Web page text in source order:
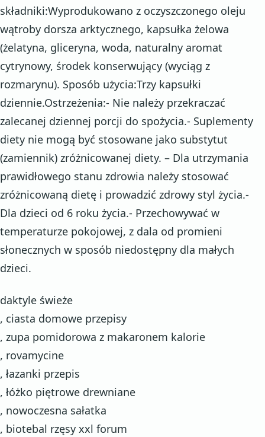
składniki:Wyprodukowano z oczyszczonego oleju
wątroby dorsza arktycznego, kapsułka żelowa
(żelatyna, gliceryna, woda, naturalny aromat
cytrynowy, środek konserwujący (wyciąg z
rozmarynu). Sposób użycia:Trzy kapsułki
dziennie.Ostrzeżenia:- Nie należy przekraczać
zalecanej dziennej porcji do spożycia.- Suplementy
diety nie mogą być stosowane jako substytut
(zamiennik) zróżnicowanej diety. – Dla utrzymania
prawidłowego stanu zdrowia należy stosować
zróżnicowaną dietę i prowadzić zdrowy styl życia.-
Dla dzieci od 6 roku życia.- Przechowywać w
temperaturze pokojowej, z dala od promieni
słonecznych w sposób niedostępny dla małych
dzieci.
daktyle świeże
, ciasta domowe przepisy
, zupa pomidorowa z makaronem kalorie
, rovamycine
, łazanki przepis
, łóżko piętrowe drewniane
, nowoczesna sałatka
, biotebal rzęsy xxl forum